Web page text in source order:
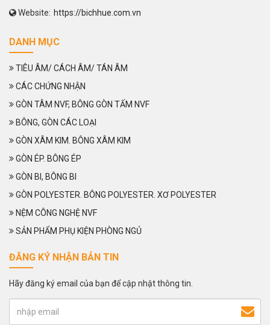
Website: https://bichhue.com.vn
DANH MỤC
TIÊU ÂM/ CÁCH ÂM/ TÁN ÂM
CÁC CHỨNG NHẬN
GÒN TÂM NVF, BÔNG GÒN TẤM NVF
BÔNG, GÒN CÁC LOẠI
GÒN XÂM KIM. BÔNG XÂM KIM
GÒN ÉP. BÔNG ÉP
GÒN BI, BÔNG BI
GÒN POLYESTER. BÔNG POLYESTER. XƠ POLYESTER
NỆM CÔNG NGHỆ NVF
SẢN PHẨM PHỤ KIỆN PHÒNG NGỦ
ĐĂNG KÝ NHẬN BẢN TIN
Hãy đăng ký email của bạn để cập nhật thông tin.